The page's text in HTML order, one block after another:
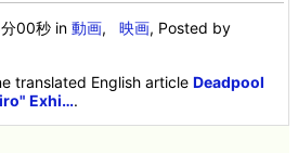
00秒 in動画,映画, Posted by
translated English articleDeadpool
Exhi….